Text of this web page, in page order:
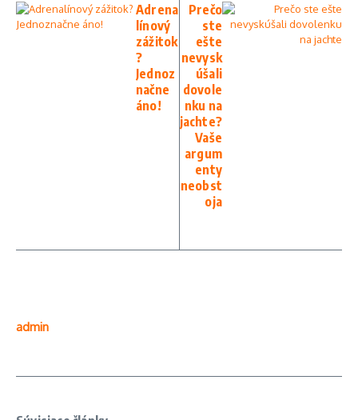
Adrena
línový
zážitok
?
Jednoz
načne
áno!
Prečo
ste
ešte
nevysk
úšali
dovole
nku na
jachte?
Vaše
argum
enty
neobst
oja
admin